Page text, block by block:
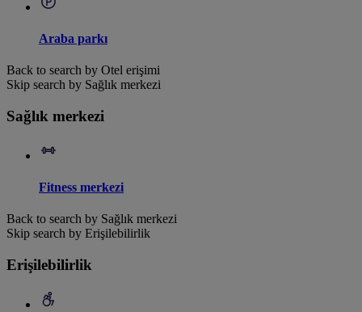
Araba parkı
Back to search by Otel erişimi
Skip search by Sağlık merkezi
Sağlık merkezi
Fitness merkezi
Back to search by Sağlık merkezi
Skip search by Erişilebilirlik
Erişilebilirlik